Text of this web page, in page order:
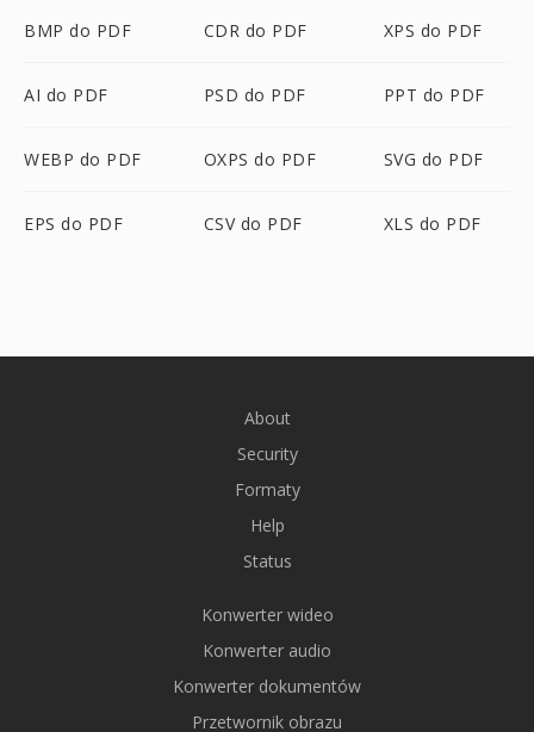
BMP do PDF CDR do PDF XPS do PDF
AI do PDF PSD do PDF PPT do PDF
WEBP do PDF OXPS do PDF SVG do PDF
EPS do PDF CSV do PDF XLS do PDF
About
Security
Formaty
Help
Status
Konwerter wideo
Konwerter audio
Konwerter dokumentów
Przetwornik obrazu